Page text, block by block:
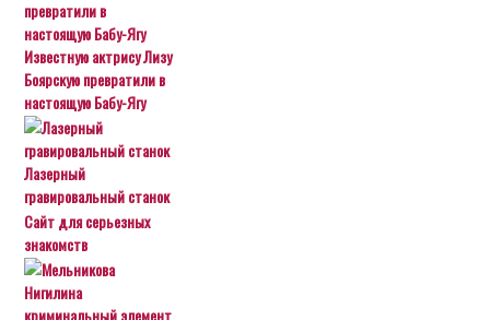
Известную актрису Лизу
Боярскую превратили в
настоящую Бабу-Ягу
Лазерный
гравировальный станок
Сайт для серьезных
знакомств